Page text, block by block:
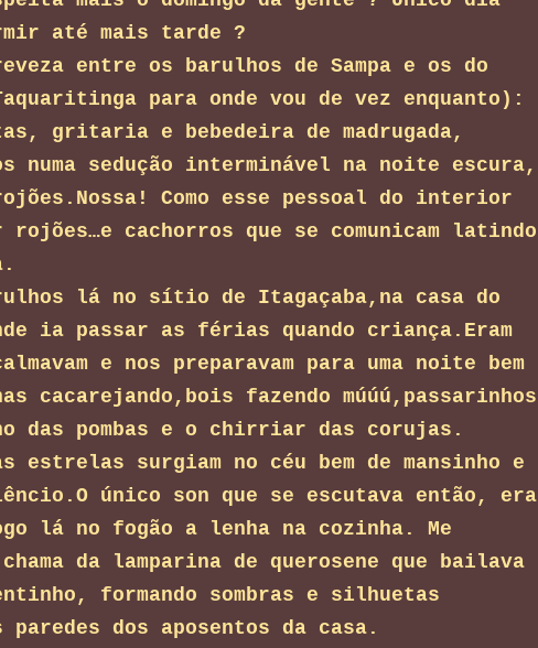
até mais tarde ?
entre os barulhos de Sampa e os do
para onde vou de vez enquanto):
gritaria e bebedeira de madrugada,
numa sedução interminável na noite escura,
Como esse pessoal do interior
cachorros que se comunicam latindo
lá no sítio de Itagaçaba,na casa do
ia passar as férias quando criança.Eram
e nos preparavam para uma noite bem
cacarejando,bois fazendo múúú,passarinhos
das pombas e o chirriar das corujas.
estrelas surgiam no céu bem de mansinho e
único son que se escutava então, era
lá no fogão a lenha na cozinha. Me
da lamparina de querosene que bailava
formando sombras e silhuetas
dos aposentos da casa.